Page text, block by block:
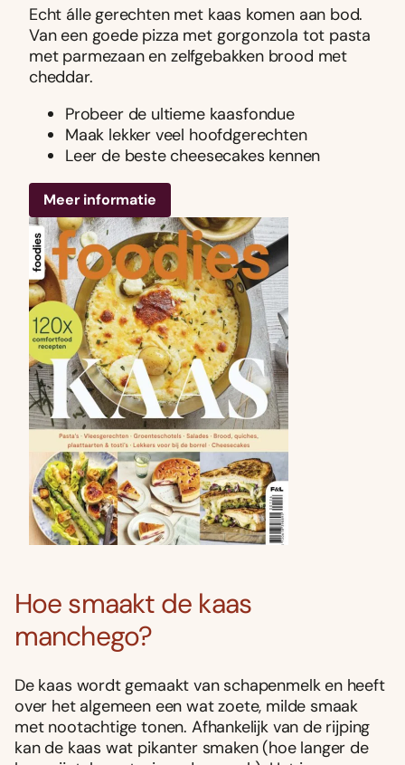
Echt álle gerechten met kaas komen aan bod.
Van een goede pizza met gorgonzola tot pasta
met parmezaan en zelfgebakken brood met
cheddar.
Probeer de ultieme kaasfondue
Maak lekker veel hoofdgerechten
Leer de beste cheesecakes kennen
Meer informatie
Hoe smaakt de kaas
manchego?
De kaas wordt gemaakt van schapenmelk en heeft
over het algemeen een wat zoete, milde smaak
met nootachtige tonen. Afhankelijk van de rijping
kan de kaas wat pikanter smaken (hoe langer de